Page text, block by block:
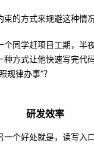
的方式来规避这种情
个同学赶项目工期，半
种方式让他快速写完代
规律办事”？
研发效率
一个好处就是，读写入